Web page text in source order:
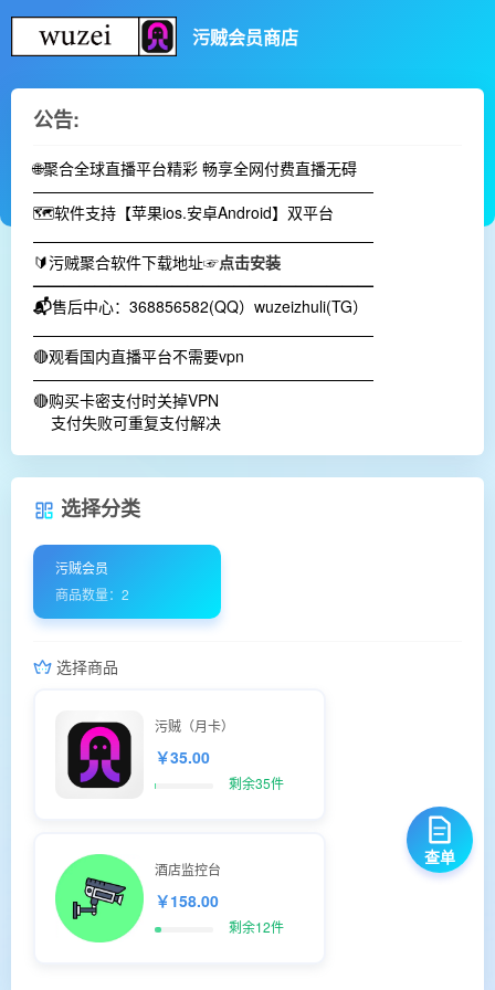
污贼会员商店
公告:
🌐聚合全球直播平台精彩 畅享全网付费直播无碍
——————————————————————
🗺️软件支持【苹果ios.安卓Android】双平台
——————————————————————
🔰污贼聚合软件下载地址☞点击安装
——————————————————————
📬售后中心：368856582(QQ）wuzeizhuli(TG）
——————————————————————
🔴观看国内直播平台不需要vpn
——————————————————————
🔴购买卡密支付时关掉VPN
支付失败可重复支付解决
选择分类
污贼会员
商品数量：2
选择商品
污贼（月卡）
￥35.00
剩余35件
酒店监控台
￥158.00
剩余12件
查单